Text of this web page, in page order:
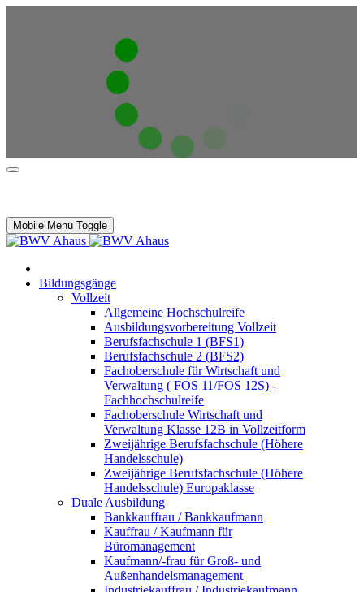
Mobile Menu Toggle
Bildungsgänge
Vollzeit
Allgemeine Hochschulreife
Ausbildungsvorbereitung Vollzeit
Berufsfachschule 1 (BFS1)
Berufsfachschule 2 (BFS2)
Fachoberschule für Wirtschaft und
Verwaltung ( FOS 11/FOS 12S) -
Fachhochschulreife
Fachoberschule Wirtschaft und
Verwaltung Klasse 12B in Vollzeitform
Zweijährige Berufsfachschule (Höhere
Handelsschule)
Zweijährige Berufsfachschule (Höhere
Handelsschule) Europaklasse
Duale Ausbildung
Bankkauffrau / Bankkaufmann
Kauffrau / Kaufmann für
Büromanagement
Kaufmann/-frau für Groß- und
Außenhandelsmanagement